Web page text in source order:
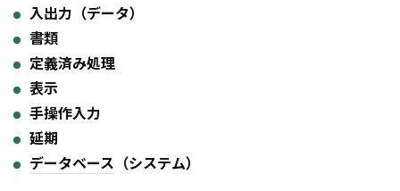
入出力（データ）
書類
定義済み処理
表示
手操作入力
延期
データベース （システム）